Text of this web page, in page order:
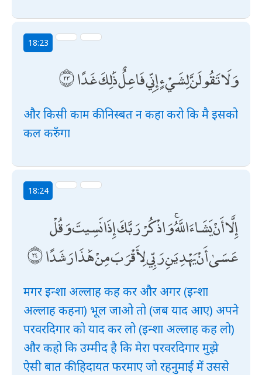
18:23
وَلَا تَقُولَنَّ لِشَيْءٍ إِنِّي فَاعِلٌ ذَٰلِكَ غَدًا
और किसी काम की निस्बत न कहा करो कि मै इसको
कल करुँगा
18:24
إِلَّا أَنْ يَشَاءَ اللَّهُ ۚ وَاذْكُرْ رَبَّكَ إِذَا نَسِيتَ وَقُلْ
عَسَىٰ أَنْ يَهْدِيَنِ رَبِّي لِأَقْرَبَ مِنْ هَٰذَا رَشَدًا
मगर इन्शा अल्लाह कह कर और अगर (इन्शा
अल्लाह कहना) भूल जाओ तो (जब याद आए) अपने
परवरदिगार को याद कर लो (इन्शा अल्लाह कह लो)
और कहो कि उम्मीद है कि मेरा परवरदिगार मुझे
ऐसी बात की हिदायत फरमाए जो रहनुमाई में उससे